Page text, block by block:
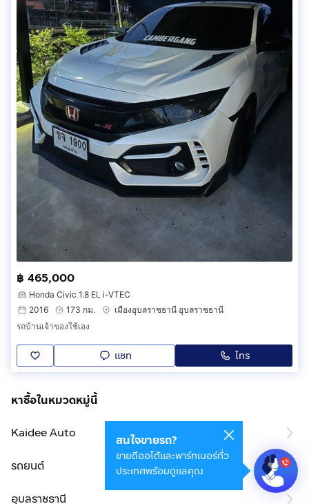
฿ 465,000
Honda Civic 1.8 EL i-VTEC
2016
173 กม.
เมืองอุบลราชธานี อุบลราชธานี
รถบ้าน​เจ้าของใช้เอง​
แชท โทร
หาซื้อในหมวดหมู่นี้
Kaidee Auto
รถยนต์
อุบลราชธานี
สนใจขายรถ?
ขายดีออโต้และพาร์ทเนอร์ทั่ว
ประเทศพร้อมดูแลคุณ